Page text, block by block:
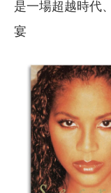
是一場超越時代
宴